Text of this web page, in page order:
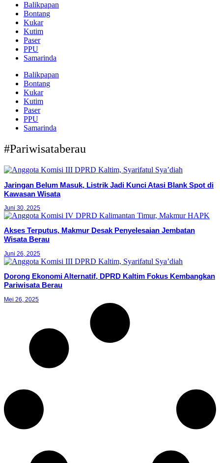
Balikpapan
Bontang
Kukar
Kutim
Paser
PPU
Samarinda
Balikpapan
Bontang
Kukar
Kutim
Paser
PPU
Samarinda
#Pariwisataberau
Jaringan Belum Masuk, Listrik Jadi Kunci Atasi Blank Spot di
Kawasan Wisata
Juni 30, 2025
Akses Terputus, Makmur Desak Penyelesaian Jembatan
Wisata Berau
Juni 26, 2025
Dorong Ekonomi Alternatif, DPRD Kaltim Fokus Kembangkan
Pariwisata Berau
Mei 26, 2025